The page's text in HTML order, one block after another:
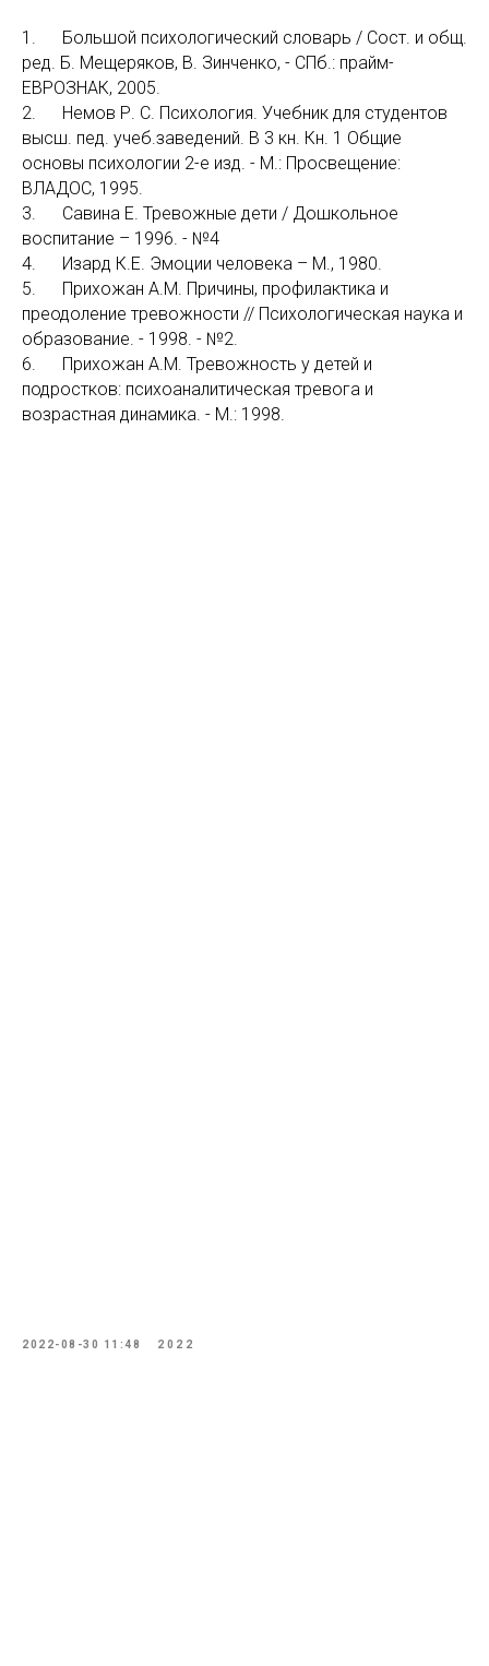
1. Большой психологический словарь / Сост. и общ.
ред. Б. Мещеряков, В. Зинченко, - СПб.: прайм-
ЕВРОЗНАК, 2005.
2. Немов Р. С. Психология. Учебник для студентов
высш. пед. учеб.заведений. В 3 кн. Кн. 1 Общие
основы психологии 2-е изд. - М.: Просвещение:
ВЛАДОС, 1995.
3. Савина Е. Тревожные дети / Дошкольное
воспитание – 1996. - №4
4. Изард К.Е. Эмоции человека – М., 1980.
5. Прихожан А.М. Причины, профилактика и
преодоление тревожности // Психологическая наука и
образование. - 1998. - №2.
6. Прихожан А.М. Тревожность у детей и
подростков: психоаналитическая тревога и
возрастная динамика. - М.: 1998.
2022-08-30 11:48 2022